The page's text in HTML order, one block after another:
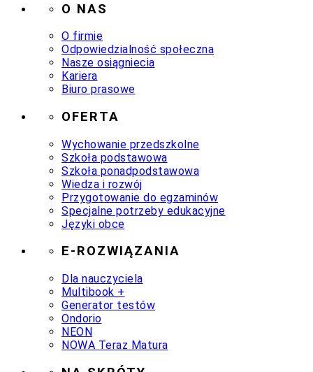
O NAS
O firmie
Odpowiedzialność społeczna
Nasze osiągniecia
Kariera
Biuro prasowe
OFERTA
Wychowanie przedszkolne
Szkoła podstawowa
Szkoła ponadpodstawowa
Wiedza i rozwój
Przygotowanie do egzaminów
Specjalne potrzeby edukacyjne
Języki obce
E-ROZWIĄZANIA
Dla nauczyciela
Multibook +
Generator testów
Ondorio
NEON
NOWA Teraz Matura